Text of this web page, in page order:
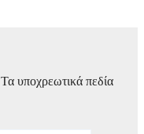
Τα υποχρεωτικά πεδία